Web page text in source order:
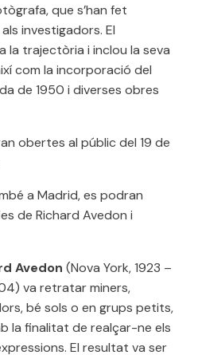
que s’han fet
investigadors. El
la trajectòria i inclou la seva
com la incorporació del
de 1950 i diverses obres
obertes al públic del 19 de
a Madrid, es podran
de Richard Avedon i
Avedon (Nova York, 1923 –
va retratar miners,
bé sols o en grups petits,
la finalitat de realçar-ne els
El resultat va ser